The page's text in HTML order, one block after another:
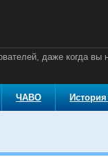
даже когда вы
ЧАВО